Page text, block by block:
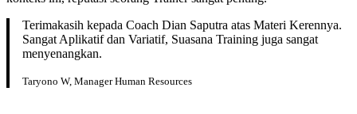
Terimakasih kepada Coach Dian Saputra atas Materi Kerennya.
Sangat Aplikatif dan Variatif, Suasana Training juga sangat
menyenangkan.
Taryono W, Manager Human Resources